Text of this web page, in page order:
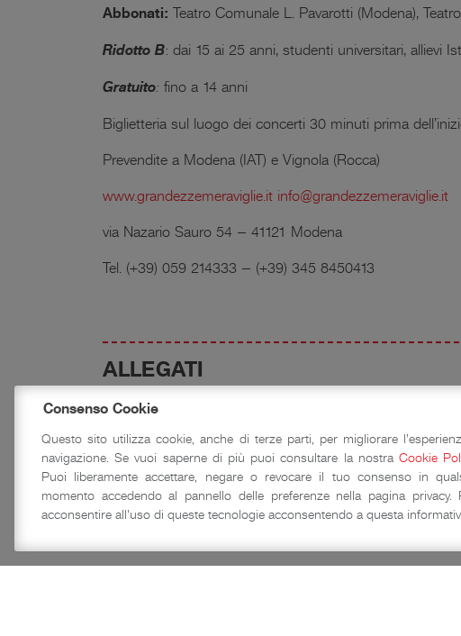
Abbonati: Teatro Comunale L. Pavarotti (Modena),
Ridotto B: dai 15 ai 25 anni, studenti universitari, allievi
Gratuito: fino a 14 anni
Biglietteria sul luogo dei concerti 30 minuti prima
Prevendite a Modena (IAT) e Vignola (Rocca)
www.grandezzemeraviglie.it info@grandezzemeraviglie.it
via Nazario Sauro 54 – 41121 Modena
Tel. (+39) 059 214333 – (+39) 345 8450413
ALLEGATI
Programma Grandezze & Meraviglie 2019
Consenso Cookie
Questo sito utilizza cookie, anche di terze parti, per migliorare
navigazione. Se vuoi saperne di più puoi consultare la nostra Cookie
Puoi liberamente accettare, negare o revocare il tuo consenso in
momento accedendo al pannello delle preferenze nella pagina privacy.
acconsentire all'uso di queste tecnologie acconsentendo a questa